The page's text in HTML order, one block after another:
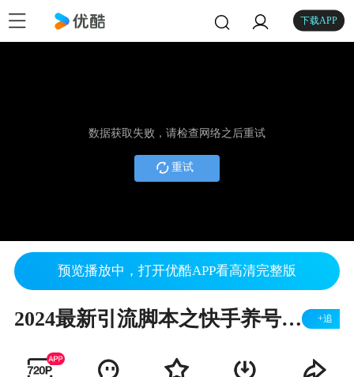
下载APP
数据获取失败，请检查网络之后重试
重试
预览播放中，打开优酷APP看高清完整版
2024最新引流脚本之快手养号脚本视频演示分享 +追